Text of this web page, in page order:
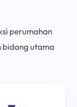
perumahan
bidang utama